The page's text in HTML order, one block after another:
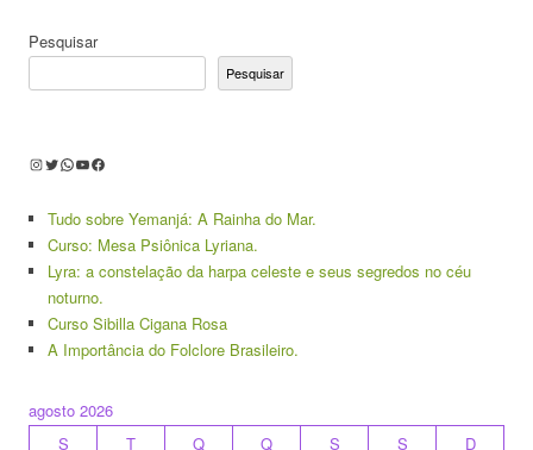
Pesquisar
Pesquisar
Instagram
Twitter
WhatsApp
Youtube
Facebook
Tudo sobre Yemanjá: A Rainha do Mar.
Curso: Mesa Psiônica Lyriana.
Lyra: a constelação da harpa celeste e seus segredos no céu
noturno.
Curso Sibilla Cigana Rosa
A Importância do Folclore Brasileiro.
agosto 2026
S
T Q Q S S
D